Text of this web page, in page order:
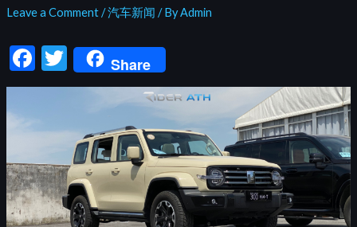
Leave a Comment/汽车新闻 / ByAdmin
F
ac
b
o
o
k
T
w
er
Share